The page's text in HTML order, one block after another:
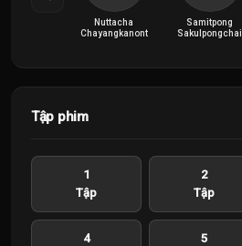
Nuttacha
Chayangkanont
Samitpong
Sakulpongchai
Tập phim
1
Tập
2
Tập
4
5